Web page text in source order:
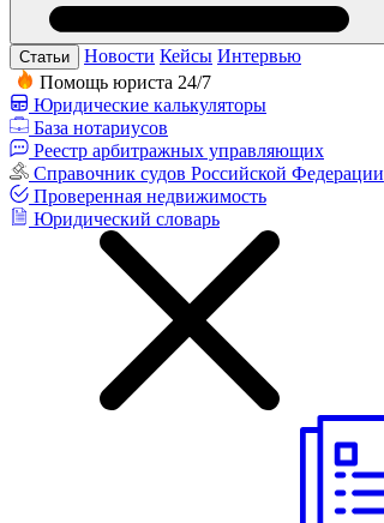
Статьи Новости Кейсы Интервью
Помощь юриста 24/7
Юридические калькуляторы
База нотариусов
Реестр арбитражных управляющих
Справочник судов Российской Федерации
Проверенная недвижимость
Юридический словарь